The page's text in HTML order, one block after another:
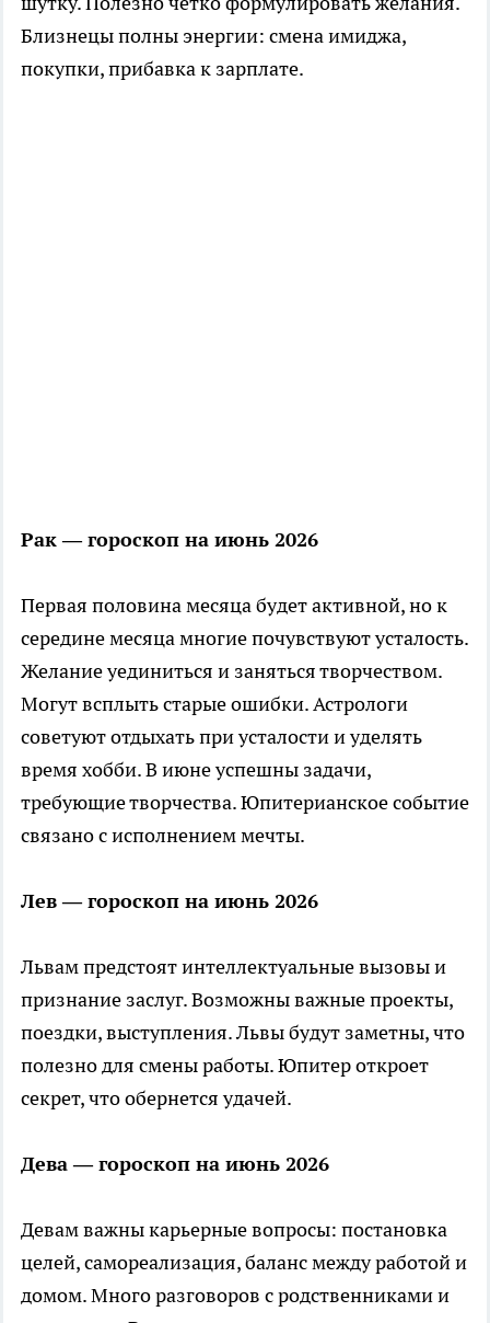
Близнецы полны энергии: смена имиджа,
покупки, прибавка к зарплате.
Рак — гороскоп на июнь 2026
Первая половина месяца будет активной, но к
середине месяца многие почувствуют усталость.
Желание уединиться и заняться творчеством.
Могут всплыть старые ошибки. Астрологи
советуют отдыхать при усталости и уделять
время хобби. В июне успешны задачи,
требующие творчества. Юпитерианское событие
связано с исполнением мечты.
Лев — гороскоп на июнь 2026
Львам предстоят интеллектуальные вызовы и
признание заслуг. Возможны важные проекты,
поездки, выступления. Львы будут заметны, что
полезно для смены работы. Юпитер откроет
секрет, что обернется удачей.
Дева — гороскоп на июнь 2026
Девам важны карьерные вопросы: постановка
целей, самореализация, баланс между работой и
домом. Много разговоров с родственниками и